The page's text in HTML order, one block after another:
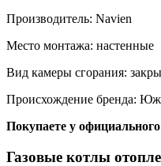
Производитель: Navien
Место монтажа: настенные
Вид камеры сгорания:
Происхождение бренда:
Покупаете у
Газовые котлы